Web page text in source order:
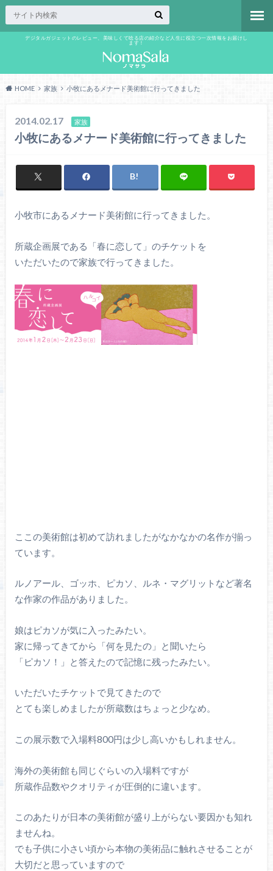
デジタルガジェットのレビュー、美味しくて唸る店の紹介など人生に役立つ一次情報をお届けし
ます！
HOME 家族 小牧にあるメナード美術館に行ってきました
2014.02.17 家族
小牧にあるメナード美術館に行ってきました
小牧市にあるメナード美術館に行ってきました。
所蔵企画展である「春に恋して」のチケットを
いただいたので家族で行ってきました。
ここの美術館は初めて訪れましたがなかなかの名作が揃っ
ています。
ルノアール、ゴッホ、ピカソ、ルネ・マグリットなど著名
な作家の作品がありました。
娘はピカソが気に入ったみたい。
家に帰ってきてから「何を見たの」と聞いたら
「ピカソ！」と答えたので記憶に残ったみたい。
いただいたチケットで見てきたので
とても楽しめましたが所蔵数はちょっと少なめ。
この展示数で入場料800円は少し高いかもしれません。
海外の美術館も同じぐらいの入場料ですが
所蔵作品数やクオリティが圧倒的に違います。
このあたりが日本の美術館が盛り上がらない要因かも知れ
ませんね。
でも子供に小さい頃から本物の美術品に触れさせることが
大切だと思っていますので